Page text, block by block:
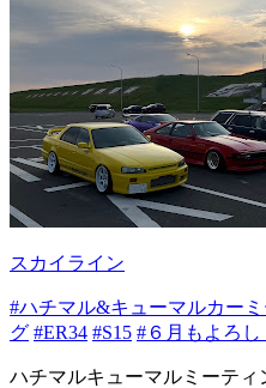
スカイライン
#ハチマル&キューマルカー
グ #ER34 #S15 #６月もよろ
ハチマルキューマルミーテ